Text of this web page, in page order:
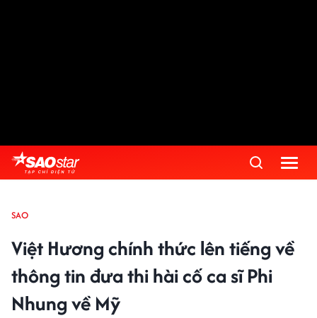
SAO
Việt Hương chính thức lên tiếng về
thông tin đưa thi hài cố ca sĩ Phi
Nhung về Mỹ